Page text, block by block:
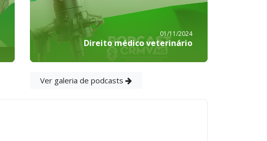
01/11/2024
Direito médico veterinário
Ver galeria de podcasts